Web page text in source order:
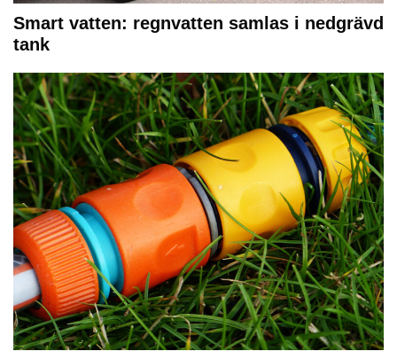
Smart vatten: regnvatten samlas i nedgrävd
tank